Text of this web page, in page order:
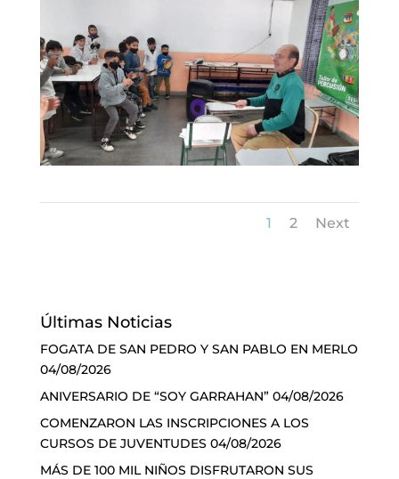
1 2 Next
Últimas Noticias
FOGATA DE SAN PEDRO Y SAN PABLO EN MERLO
04/08/2026
ANIVERSARIO DE “SOY GARRAHAN” 04/08/2026
COMENZARON LAS INSCRIPCIONES A LOS
CURSOS DE JUVENTUDES 04/08/2026
MÁS DE 100 MIL NIÑOS DISFRUTARON SUS